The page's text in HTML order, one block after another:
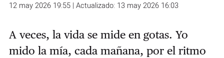
12 may 2026 19:55 | Actualizado: 13 may 2026 16:03
A veces, la vida se mide en gotas. Yo
mido la mía, cada mañana, por el ritmo